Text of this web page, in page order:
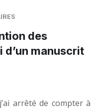
des
d’un manuscrit
arrêté de compter à